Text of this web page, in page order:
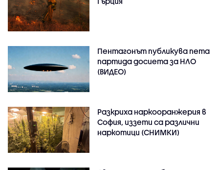
Пентагонът публикува пета
партида досиета за НЛО
(ВИДЕО)
Разкриха наркооранжерия в
София, иззети са различни
наркотици (СНИМКИ)